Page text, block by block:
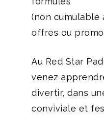
(non cumulable
offres ou
Au Red Star
venez
divertir, dans
conviviale et